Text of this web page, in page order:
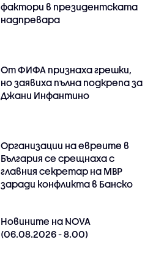
фактори в президентската
надпревара
От ФИФА признаха грешки,
но заявиха пълна подкрепа за
Джани Инфантино
Организации на евреите в
България се срещнаха с
главния секретар на МВР
заради конфликта в Банско
Новините на NOVA
(06.08.2026 - 8.00)